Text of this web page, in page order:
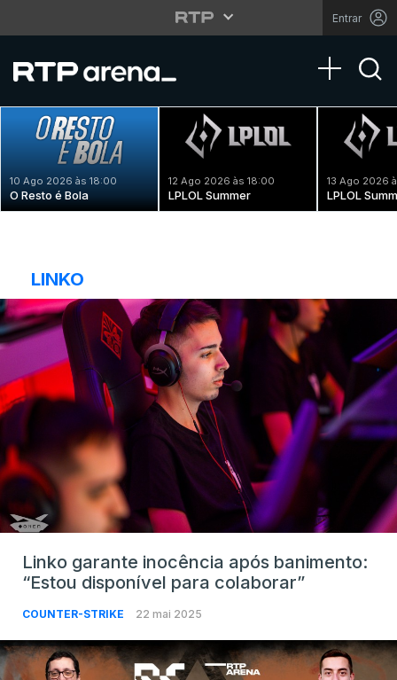
Entrar
Toggle
10 Ago 2026 às 18:00
O Resto é Bola
12 Ago 2026 às 18:00
LPLOL Summer
13 Ago 2026
LPLOL
LINKO
Linko garante inocência após banimento:
“Estou disponível para colaborar”
COUNTER-STRIKE 22 mai 2025